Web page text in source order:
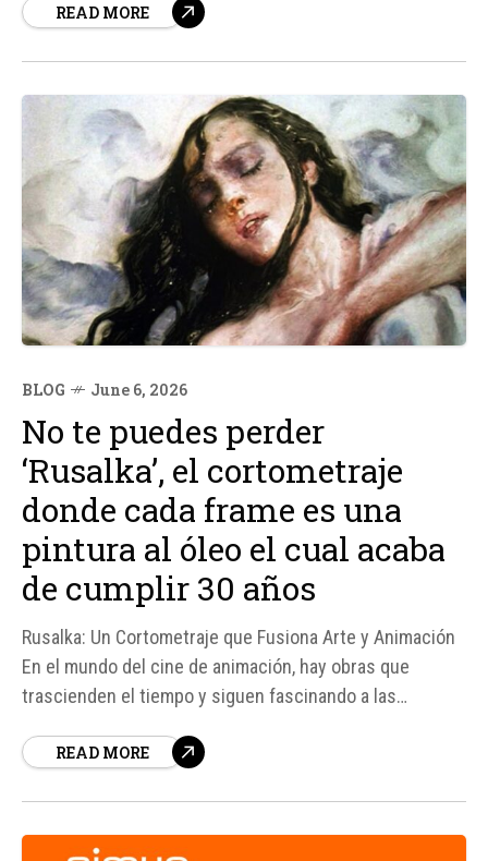
de inteligencia artificial, Claude, directamente desde
READ MORE
BLOG June 6, 2026
No te puedes perder
‘Rusalka’, el cortometraje
donde cada frame es una
pintura al óleo el cual acaba
de cumplir 30 años
Rusalka: Un Cortometraje que Fusiona Arte y Animación
En el mundo del cine de animación, hay obras que
trascienden el tiempo y siguen fascinando a las
cortometraje de apenas diez minutos dirigido por
READ MORE